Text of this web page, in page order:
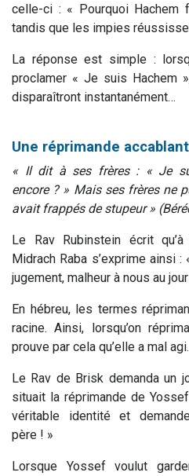
celle-ci : « Pourquoi
tandis que les impies
La réponse est simple :
proclamer « Je suis Hachem
disparaîtront instantanément…
Une réprimande
« Il dit à ses frères : « Je
encore ? » Mais ses frères ne
avait frappés de stupeur »
Le Rav Rubinstein écrit
Midrach Raba s’exprime ainsi
jugement, malheur à nous au
En hébreu, les termes
racine. Ainsi, lorsqu’on
prouve par cela qu’elle a mal agi.
Le Rav de Brisk demanda un
situait la réprimande de
véritable identité et
père ! »
Lorsque Yossef voulut